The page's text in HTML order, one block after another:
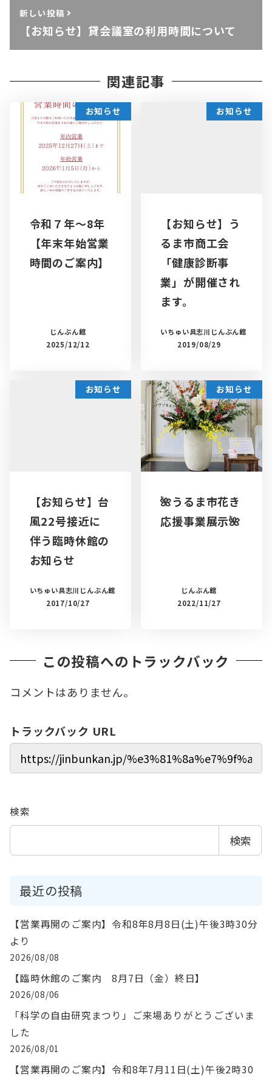
新しい投稿
【お知らせ】貸会議室の利用時間について
関連記事
お知らせ
令和７年～8年
【年末年始営業
時間のご案内】
じんぶん館
2025/12/12
お知らせ
【お知らせ】う
るま市商工会
「健康診断事
業」が開催され
ます。
いちゅい具志川じんぶん館
2019/08/29
お知らせ
【お知らせ】台
風22号接近に
伴う臨時休館の
お知らせ
いちゅい具志川じんぶん館
2017/10/27
お知らせ
🌺うるま市花き
応援事業展示🌺
じんぶん館
2022/11/27
この投稿へのトラックバック
コメントはありません。
トラックバック URL
検索
検索
最近の投稿
【営業再開のご案内】令和8年8月8日(土)午後3時30分
より
2026/08/08
【臨時休館のご案内 8月7日（金）終日】
2026/08/06
「科学の自由研究まつり」ご来場ありがとうございま
した
2026/08/01
【営業再開のご案内】令和8年7月11日(土)午後2時30